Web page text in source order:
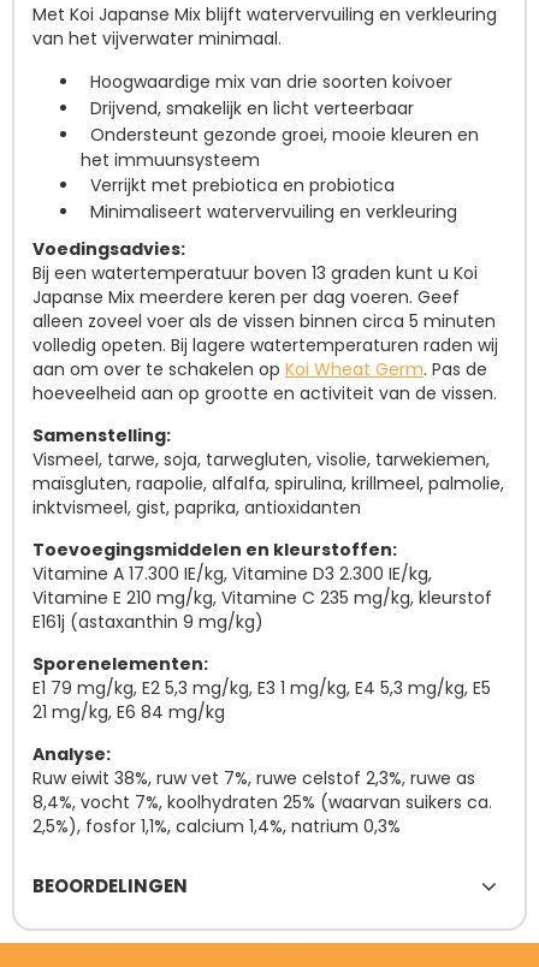
Met Koi Japanse Mix blijft watervervuiling en verkleuring
van het vijverwater minimaal.
Hoogwaardige mix van drie soorten koivoer
Drijvend, smakelijk en licht verteerbaar
Ondersteunt gezonde groei, mooie kleuren en
het immuunsysteem
Verrijkt met prebiotica en probiotica
Minimaliseert watervervuiling en verkleuring
Voedingsadvies:
Bij een watertemperatuur boven 13 graden kunt u Koi
Japanse Mix meerdere keren per dag voeren. Geef
alleen zoveel voer als de vissen binnen circa 5 minuten
volledig opeten. Bij lagere watertemperaturen raden wij
aan om over te schakelen op Koi Wheat Germ. Pas de
hoeveelheid aan op grootte en activiteit van de vissen.
Samenstelling:
Vismeel, tarwe, soja, tarwegluten, visolie, tarwekiemen,
maïsgluten, raapolie, alfalfa, spirulina, krillmeel, palmolie,
inktvismeel, gist, paprika, antioxidanten
Toevoegingsmiddelen en kleurstoffen:
Vitamine A 17.300 IE/kg, Vitamine D3 2.300 IE/kg,
Vitamine E 210 mg/kg, Vitamine C 235 mg/kg, kleurstof
E161j (astaxanthin 9 mg/kg)
Sporenelementen:
E1 79 mg/kg, E2 5,3 mg/kg, E3 1 mg/kg, E4 5,3 mg/kg, E5
21 mg/kg, E6 84 mg/kg
Analyse:
Ruw eiwit 38%, ruw vet 7%, ruwe celstof 2,3%, ruwe as
8,4%, vocht 7%, koolhydraten 25% (waarvan suikers ca.
2,5%), fosfor 1,1%, calcium 1,4%, natrium 0,3%
BEOORDELINGEN